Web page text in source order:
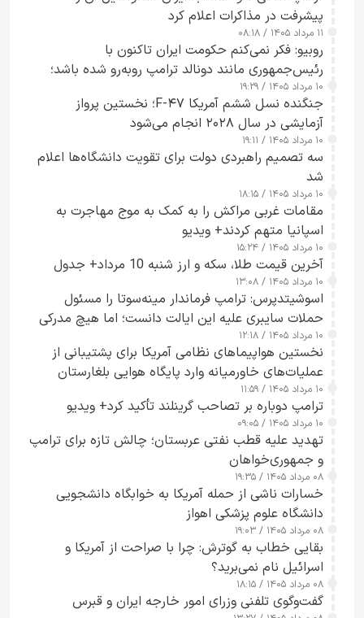
پیشرفت در مذاکرات اعلام کرد
۱۱ مرداد ۱۴۰۵ / ۰۸:۱۸
روبیو: فکر نمی‌کنم حکومت ایران تاکنون با
رئیس‌جمهوری مانند دونالد ترامپ روبه‌رو شده باشد؛
کسی که واقعاً دست به اقدام می‌زند
۱۰ مرداد ۱۴۰۵ / ۱۹:۲۹
جنگنده نسل ششم آمریکا F-۴۷؛ نخستین پرواز
آزمایشی در سال ۲۰۲۸ انجام می‌شود
۱۰ مرداد ۱۴۰۵ / ۱۹:۱۱
سه تصمیم راهبردی دولت برای تقویت دانشگاه‌ها اعلام
شد
۱۰ مرداد ۱۴۰۵ / ۱۸:۱۵
مقامات غربی مراکش را به کمک به موج مهاجرت به
اسپانیا متهم کردند+ ویدیو
۱۰ مرداد ۱۴۰۵ / ۱۵:۲۴
آخرین قیمت طلا، سکه و ارز شنبه 10 مرداد+ جدول
۱۰ مرداد ۱۴۰۵ / ۱۳:۰۸
اسوشیتدپرس: ترامپ فرماندار مینه‌سوتا را مسئول
حملات سایبری علیه این ایالت دانست؛ اما هیچ مدرکی
ارائه نکرد
۱۰ مرداد ۱۴۰۵ / ۱۲:۱۸
نخستین هواپیماهای نظامی آمریکا برای پشتیبانی از
عملیات‌های خاورمیانه وارد پایگاه هوایی بلغارستان
شدند
۱۰ مرداد ۱۴۰۵ / ۱۱:۵۹
ترامپ دوباره بر تصاحب گرینلند تأکید کرد+ ویدیو
۱۰ مرداد ۱۴۰۵ / ۰۹:۰۵
تهدید علیه قطب نفتی عربستان؛ چالش تازه برای ترامپ
و جمهوری‌خواهان
۰۸ مرداد ۱۴۰۵ / ۱۹:۳۵
خسارات ناشی از حمله آمریکا به خوابگاه دانشجویی
دانشگاه علوم پزشکی اهواز
۰۸ مرداد ۱۴۰۵ / ۱۹:۰۳
بقایی خطاب به گوترش: چرا با صراحت از آمریکا و
اسرائیل نام نمی‌برید؟
۰۸ مرداد ۱۴۰۵ / ۱۸:۱۵
گفت‌وگوی تلفنی وزرای امور خارجه ایران و قبرس